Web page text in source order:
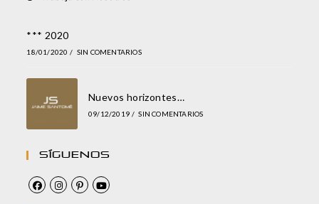
*** 2020
18/01/2020 / SIN COMENTARIOS
Nuevos horizontes…
09/12/2019 / SIN COMENTARIOS
Síguenos